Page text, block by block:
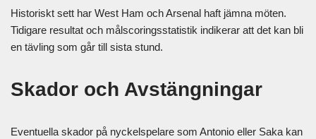
Historiskt sett har West Ham och Arsenal haft jämna möten.
Tidigare resultat och målscoringsstatistik indikerar att det kan bli
en tävling som går till sista stund.
Skador och Avstängningar
Eventuella skador på nyckelspelare som Antonio eller Saka kan